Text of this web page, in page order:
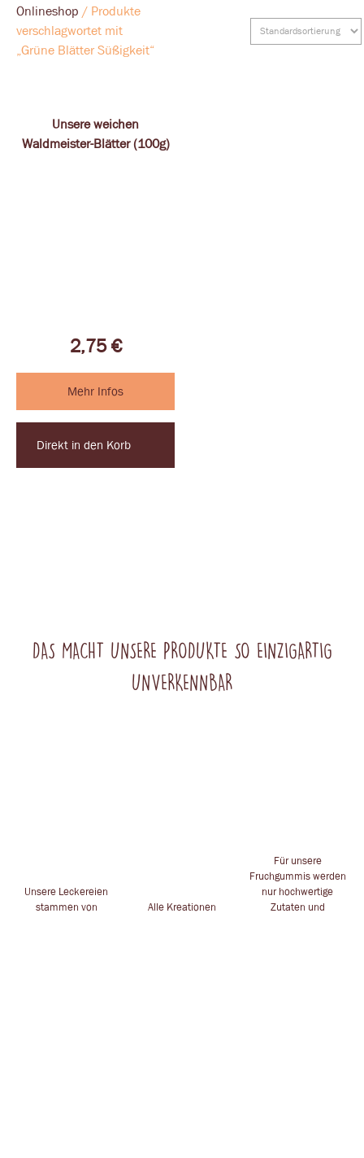
Onlineshop / Produkte
verschlagwortet mit
„Grüne Blätter Süßigkeit“
Unsere weichen
Waldmeister-Blätter (100g)
2,75€
Mehr Infos
Direkt in den Korb
DAS MACHT UNSERE PRODUKTE SO EINZIGARTIG
UNVERKENNBAR
Unsere Leckereien
stammen von
Alle Kreationen
Für unsere
Fruchgummis werden
nur hochwertige
Zutaten und